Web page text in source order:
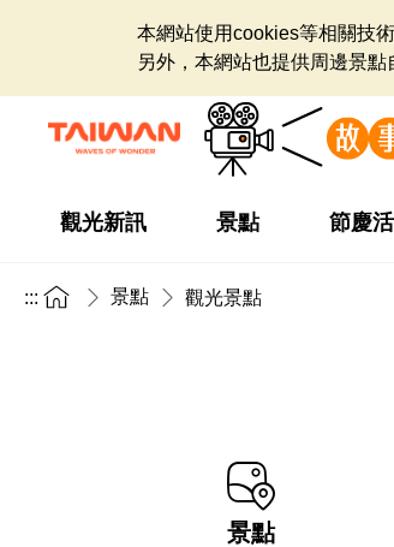
本網站使用cookies等相關技
另外，本網站也提供周邊景
觀光新訊 景點 節慶
::: 景點 觀光景點
景點